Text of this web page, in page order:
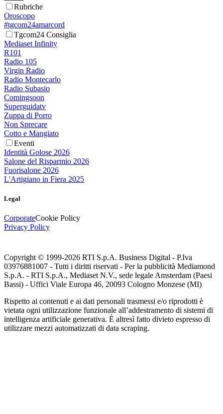
Rubriche
Oroscopo
#tgcom24amarcord
Tgcom24 Consiglia
Mediaset Infinity
R101
Radio 105
Virgin Radio
Radio Montecarlo
Radio Subasio
Comingsoon
Superguidatv
Zuppa di Porro
Non Sprecare
Cotto e Mangiato
Eventi
Identità Golose 2026
Salone del Risparmio 2026
Fuorisalone 2026
L'Artigiano in Fiera 2025
Legal
CorporateCookie Policy
Privacy Policy
Copyright © 1999-2026 RTI S.p.A. Business Digital - P.Iva
03976881007 - Tutti i diritti riservati - Per la pubblicità Mediamond
S.p.A. - RTI S.p.A., Mediaset N.V., sede legale Amsterdam (Paesi
Bassi) - Uffici Viale Europa 46, 20093 Cologno Monzese (MI)
Rispetto ai contenuti e ai dati personali trasmessi e/o riprodotti è
vietata ogni utilizzazione funzionale all’addestramento di sistemi di
intelligenza artificiale generativa. È altresì fatto divieto espresso di
utilizzare mezzi automatizzati di data scraping.